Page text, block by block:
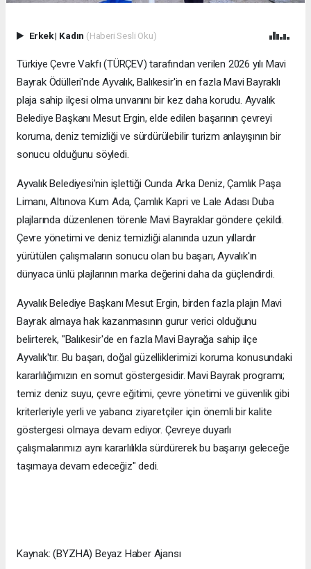
Erkek| Kadın (Haberi Sesli Oku)
Türkiye Çevre Vakfı (TÜRÇEV) tarafından verilen 2026 yılı Mavi
Bayrak Ödülleri'nde Ayvalık, Balıkesir'in en fazla Mavi Bayraklı
plaja sahip ilçesi olma unvanını bir kez daha korudu. Ayvalık
Belediye Başkanı Mesut Ergin, elde edilen başarının çevreyi
koruma, deniz temizliği ve sürdürülebilir turizm anlayışının bir
sonucu olduğunu söyledi.
Ayvalık Belediyesi'nin işlettiği Cunda Arka Deniz, Çamlık Paşa
Limanı, Altınova Kum Ada, Çamlık Kapri ve Lale Adası Duba
plajlarında düzenlenen törenle Mavi Bayraklar göndere çekildi.
Çevre yönetimi ve deniz temizliği alanında uzun yıllardır
yürütülen çalışmaların sonucu olan bu başarı, Ayvalık'ın
dünyaca ünlü plajlarının marka değerini daha da güçlendirdi.
Ayvalık Belediye Başkanı Mesut Ergin, birden fazla plajın Mavi
Bayrak almaya hak kazanmasının gurur verici olduğunu
belirterek, "Balıkesir'de en fazla Mavi Bayrağa sahip ilçe
Ayvalık'tır. Bu başarı, doğal güzelliklerimizi koruma konusundaki
kararlılığımızın en somut göstergesidir. Mavi Bayrak programı;
temiz deniz suyu, çevre eğitimi, çevre yönetimi ve güvenlik gibi
kriterleriyle yerli ve yabancı ziyaretçiler için önemli bir kalite
göstergesi olmaya devam ediyor. Çevreye duyarlı
çalışmalarımızı aynı kararlılıkla sürdürerek bu başarıyı geleceğe
taşımaya devam edeceğiz" dedi.
Kaynak: (BYZHA) Beyaz Haber Ajansı